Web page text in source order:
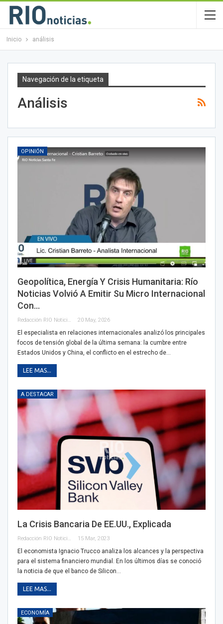
Inicio análisis
Navegación de la etiqueta
Análisis
OPINIÓN
Geopolítica, Energía Y Crisis Humanitaria: Río
Noticias Volvió A Emitir Su Micro Internacional
Con…
20 May, 2026
El especialista en relaciones internacionales analizó los principales
focos de tensión global de la última semana: la cumbre entre
Estados Unidos y China, el conflicto en el estrecho de…
LEE MAS...
A DESTACAR
La Crisis Bancaria De EE.UU., Explicada
Redacción RIO Noticias 15 Mar, 2023
El economista Ignacio Trucco analiza los alcances y la perspectiva
para el sistema financiero mundial. En los últimos días se conoció
la noticia de que el banco de Silicon…
LEE MAS...
ECONOMÍA